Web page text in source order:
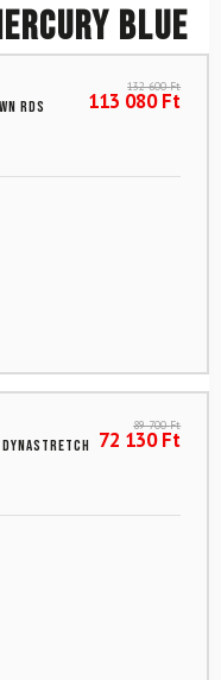
Blue
RDS
132 600Ft
113 080Ft
Dynastretch
89 700Ft
72 130Ft